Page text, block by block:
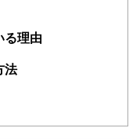
する書籍・雑誌の編集経
事掲載まですべての工程に
ンツを追求しています。
る理由
法